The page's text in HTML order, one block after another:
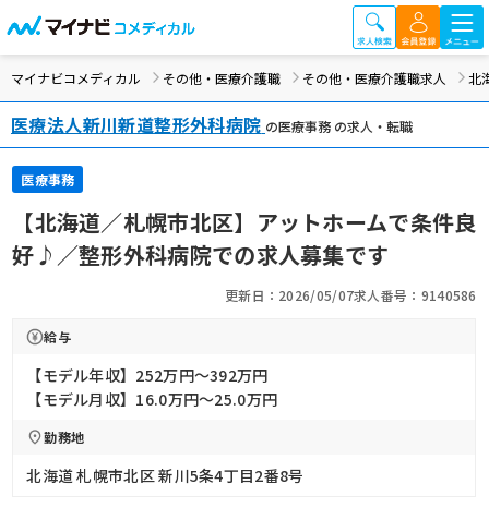
マイナビコメディカル その他・医療介護職 その他・医療介護職求人 北
医療法人新川新道整形外科病院 の医療事務 の求人・転職
医療事務
【北海道／札幌市北区】アットホームで条件良
好♪／整形外科病院での求人募集です
更新日：2026/05/07求人番号：9140586
給与
【モデル年収】252万円〜392万円
【モデル月収】16.0万円〜25.0万円
勤務地
北海道 札幌市北区 新川5条4丁目2番8号